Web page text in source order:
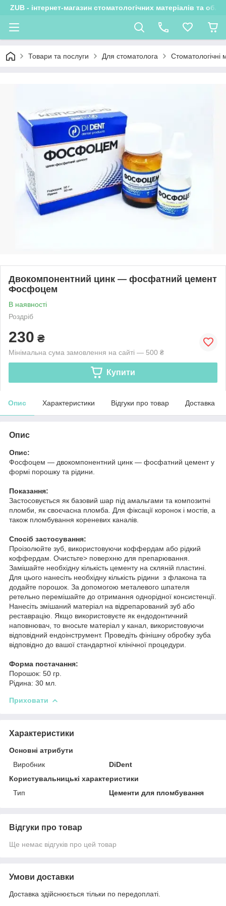
ZUB - інтернет-магазин стоматологічних матеріалів та
Товари та послуги Для стоматолога Стоматологічні
Двокомпонентний цинк — фосфатний цемент
Фосфоцем
В наявності
Роздріб
230 ₴
Мінімальна сума замовлення на сайті — 500 ₴
Купити
Опис Характеристики Відгуки про товар Доставка
Опис
Опис:
Фосфоцем — двокомпонентний цинк — фосфатний цемент у
формі порошку та рідини.
Показання:
Застосовується як базовий шар під амальгами та композитні
пломби, як своєчасна пломба. Для фіксації коронок і мостів, а
також пломбування кореневих каналів.
Спосіб застосування:
Проізолюйте зуб, використовуючи коффердам або рідкий
коффердам. Очистьте> поверхню для препарювання.
Замішайте необхідну кількість цементу на скляній пластині.
Для цього нанесіть необхідну кількість рідини з флакона та
додайте порошок. За допомогою металевого шпателя
ретельно перемішайте до отримання однорідної консистенції.
Нанесіть змішаний матеріал на відрепарований зуб або
реставрацію. Якщо використовуєте як ендодонтичний
наповнювач, то вносьте матеріал у канал, використовуючи
відповідний ендоінструмент. Проведіть фінішну обробку зуба
відповідно до вашої стандартної клінічної процедури.
Форма постачання:
Порошок: 50 гр.
Рідина: 30 мл.
Приховати
Характеристики
Основні атрибути
Виробник
DiDent
Користувальницькі характеристики
Тип
Цементи для пломбування
Відгуки про товар
Ще немає відгуків про цей товар
Умови доставки
Доставка здійснюється тільки по передоплаті.